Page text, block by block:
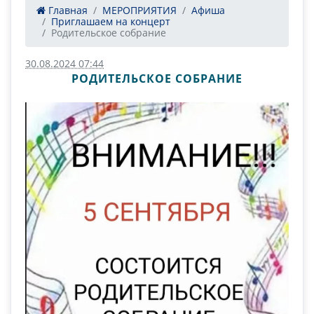
Главная МЕРОПРИЯТИЯ
Афиша
Приглашаем на концерт
Родительское собрание
30.08.2024 07:44
РОДИТЕЛЬСКОЕ СОБРАНИЕ